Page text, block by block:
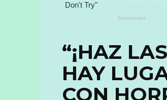
“¡HAZ
HAY
CON